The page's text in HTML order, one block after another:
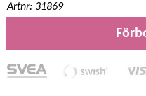
Artnr: 31869